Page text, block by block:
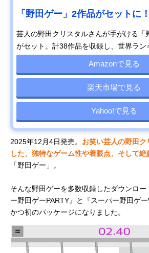
「野田ゲー」2作品がセットに！
芸人の野田クリスタルさんが手がける「
がセット。計38作品を収録し、世界ラン
Amazonで見る
楽天市場で見る
Yahoo!で見る
2025年12月4日発売。 お笑い芸人の野田
した、独特なゲーム性や着眼点、そして
「野田ゲー」。
そんな野田ゲーを多数収録したダウンロ
ー野田ゲーPARTY』と『スーパー野田ゲー
かつ初のパッケージになりました。